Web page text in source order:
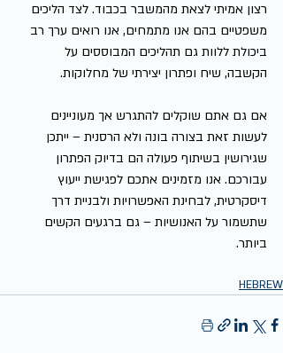
רצון אמיתי לצאת מהמשבר בכבוד. לצד הליכים
משפטיים בהם אנו מתמחים, אנו רואים ערך רב
ביכולת ללוות גם תהליכים המבוססים על
הקשבה, שיח ופתרון יצירתי של מחלוקות.
אם גם אתם שוקלים להתגרש אך מעוניינים
לעשות זאת בצורה בונה ולא הרסנית – ייתכן
שגירושין בשיתוף פעולה הם בדיוק הפתרון
עבורכם. אנו מזמינים אתכם לפגישת ייעוץ
דיסקרטית, לבחינת האפשרויות ולבניית דרך
שתשמור על האנושיות – גם ברגעים הקשים
ביותר.
HEBREW